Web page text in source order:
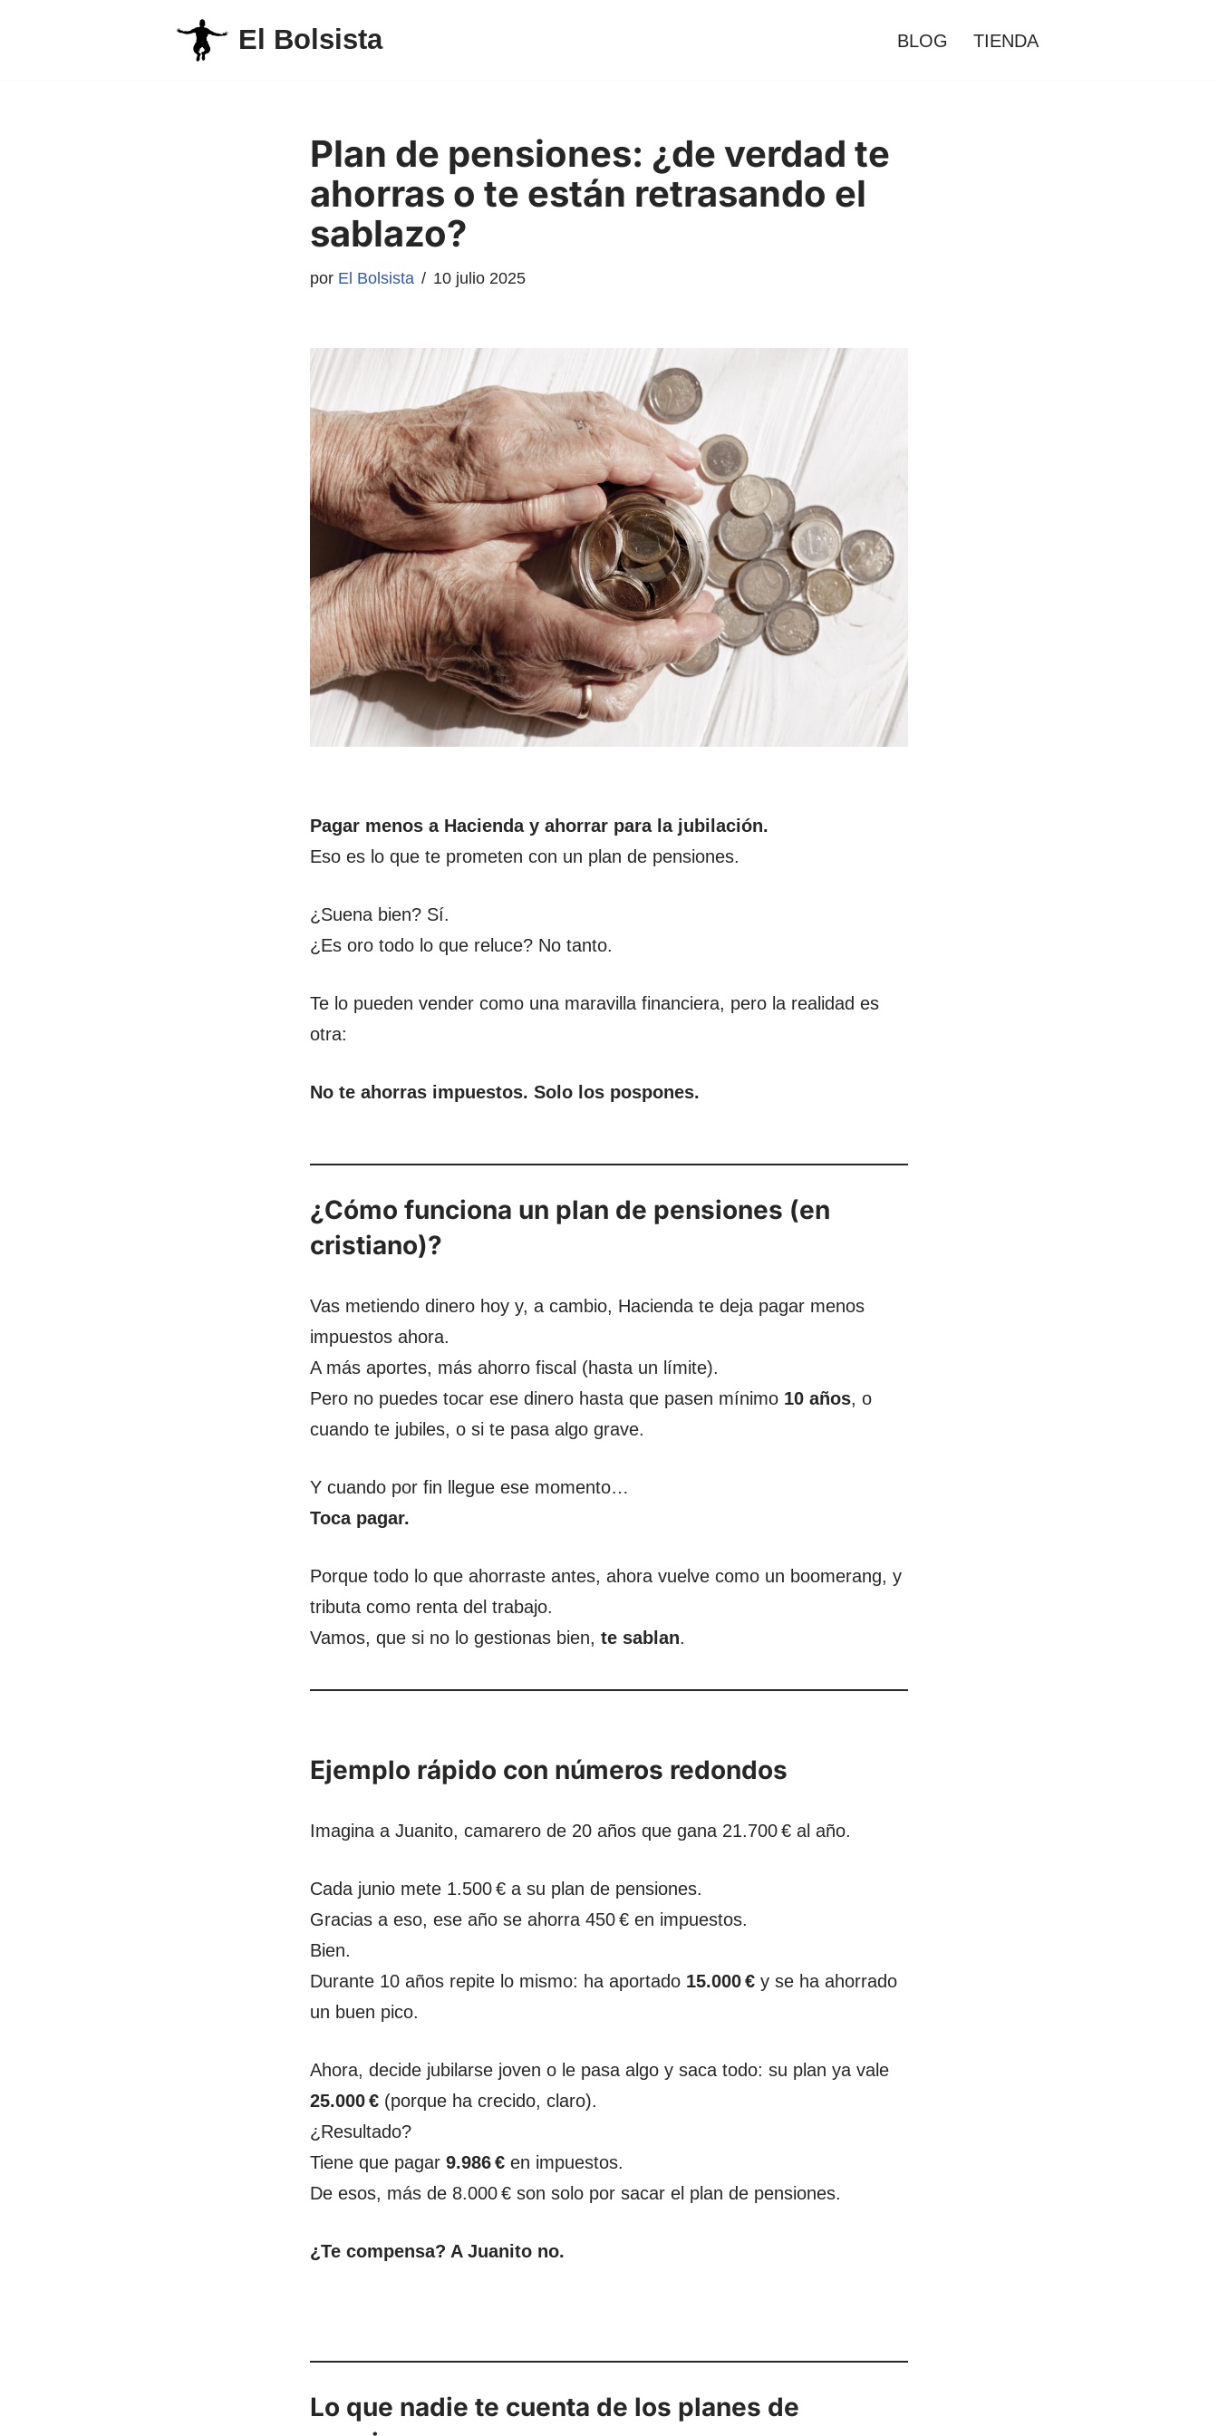
El Bolsista BLOG TIENDA
Plan de pensiones: ¿de verdad te
ahorras o te están retrasando el
sablazo?
por El Bolsista 10 julio 2025
Pagar menos a Hacienda y ahorrar para la jubilación.
Eso es lo que te prometen con un plan de pensiones.
¿Suena bien? Sí.
¿Es oro todo lo que reluce? No tanto.
Te lo pueden vender como una maravilla financiera, pero la realidad es
otra:
No te ahorras impuestos. Solo los pospones.
¿Cómo funciona un plan de pensiones (en
cristiano)?
Vas metiendo dinero hoy y, a cambio, Hacienda te deja pagar menos
impuestos ahora.
A más aportes, más ahorro fiscal (hasta un límite).
Pero no puedes tocar ese dinero hasta que pasen mínimo 10 años, o
cuando te jubiles, o si te pasa algo grave.
Y cuando por fin llegue ese momento…
Toca pagar.
Porque todo lo que ahorraste antes, ahora vuelve como un boomerang, y
tributa como renta del trabajo.
Vamos, que si no lo gestionas bien, te sablan.
Ejemplo rápido con números redondos
Imagina a Juanito, camarero de 20 años que gana 21.700 € al año.
Cada junio mete 1.500 € a su plan de pensiones.
Gracias a eso, ese año se ahorra 450 € en impuestos.
Bien.
Durante 10 años repite lo mismo: ha aportado 15.000 €y se ha ahorrado
un buen pico.
Ahora, decide jubilarse joven o le pasa algo y saca todo: su plan ya vale
25.000 €(porque ha crecido, claro).
¿Resultado?
Tiene que pagar 9.986 €en impuestos.
De esos, más de 8.000 € son solo por sacar el plan de pensiones.
¿Te compensa? A Juanito no.
Lo que nadie te cuenta de los planes de